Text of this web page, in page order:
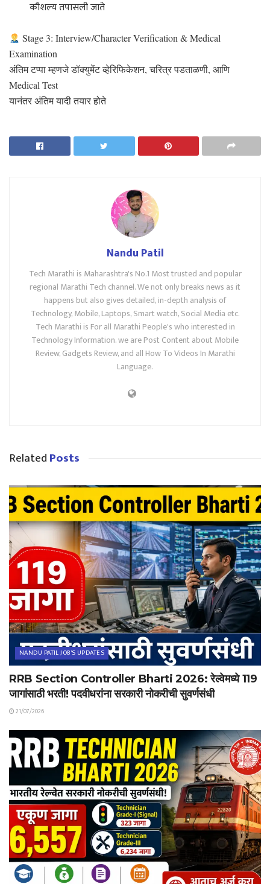
कौशल्य तपासली जाते
Stage 3: Interview/Character Verification & Medical
Examination
अंतिम टप्पा म्हणजे डॉक्युमेंट व्हेरिफिकेशन, चरित्र पडताळणी, आणि
Medical Test
यानंतर अंतिम यादी तयार होते
Nandu Patil
Tech Marathi is Maharashtra's No.1 Most trusted and popular
regional Marathi Tech channel. We not only breaks news as it
happens but also gives detailed, in-depth analysis of
Technology, Mobile, Laptops, Smart watch, Social Media etc.
Tech Marathi is For all Marathi People's who interested in
Technology Information. we are Post Content about Mobile
Review, Gadgets Review, and all How To Videos In Marathi
Language.
RelatedPosts
NANDU PATIL JOB'S UPDATES
RRB Section Controller Bharti 2026: रेल्वेमध्ये 119
जागांसाठी भरती! पदवीधरांना सरकारी नोकरीची सुवर्णसंधी
21/07/2026